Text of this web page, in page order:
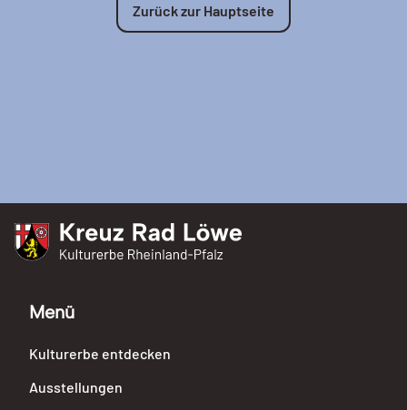
Zurück zur Hauptseite
Menü
Kulturerbe entdecken
Ausstellungen